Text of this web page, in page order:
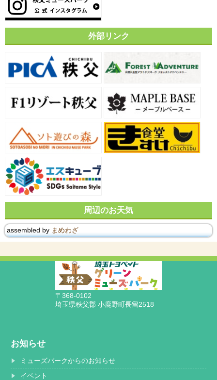
外部リンク
周辺のお天気
assembled by まめわざ
〒368-0102
埼玉県秩父郡 小鹿野町長留2518
お知らせ
ミューズパークからのお知らせ
イベント